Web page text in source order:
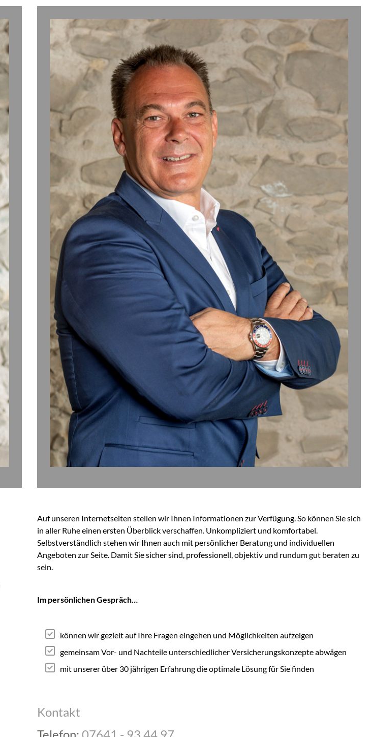
Auf unseren Internetseiten stellen wir Ihnen Informationen zur Verfügung. So können Sie sich
in aller Ruhe einen ersten Überblick verschaffen. Unkompliziert und komfortabel.
Selbstverständlich stehen wir Ihnen auch mit persönlicher Beratung und individuellen
Angeboten zur Seite. Damit Sie sicher sind, professionell, objektiv und rundum gut beraten zu
sein.
Im persönlichen Gespräch…
können wir gezielt auf Ihre Fragen eingehen und Möglichkeiten aufzeigen
gemeinsam Vor- und Nachteile unterschiedlicher Versicherungskonzepte abwägen
mit unserer über 30 jährigen Erfahrung die optimale Lösung für Sie finden
Kontakt